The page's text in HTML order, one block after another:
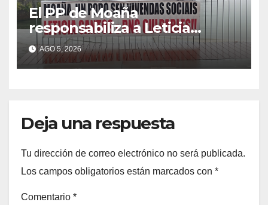
El PP de Moaña
responsabiliza a Leticia
Santos de poner en riesgo la
construcción de viviendas
sociales de As Raíñas
AGO 5, 2026
Deja una respuesta
Tu dirección de correo electrónico no será publicada.
Los campos obligatorios están marcados con *
Comentario *